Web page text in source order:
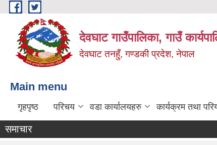
Skip to main content
देवघाट गाउँपालिका, गाउँ
देवघाट तनहुँ, गण्डकी प्रदेश, नेपाल
Main menu
गृहपृष्ठ परिचय वडा कार्यालयहरु कार्यक्रम तथा
समाचार